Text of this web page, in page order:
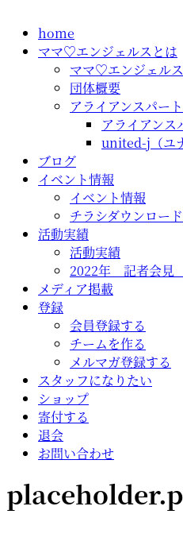
home
ママ♡エンジェルスとは
ママ♡エンジェル
団体概要
アライアンスパー
アライアンス
united-j（ユ
ブログ
イベント情報
イベント情報
チラシダウンロード
活動実績
活動実績
2022年 記者会見
メディア掲載
登録
会員登録する
チームを作る
メルマガ登録する
スタッフになりたい
ショップ
寄付する
退会
お問い合わせ